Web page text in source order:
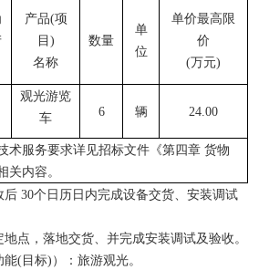
产品(项
目)
名称
数量
单
位
单价最高限
价
(万元)
观光游览
车
6 辆 24.00
术服务要求详见招标文件《第四章 货物
关内容。
30个日历日内完成设备交货、安装调试
点，落地交货、并完成安装调试及验收。
能(目标) ）
：旅游观光。